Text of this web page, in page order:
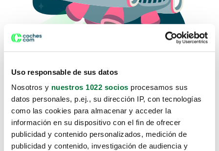
Uso responsable de sus datos
Nosotros y nuestros 1022 socios procesamos sus
datos personales, p.ej., su dirección IP, con tecnologías
como las cookies para almacenar y acceder la
información en su dispositivo con el fin de ofrecer
publicidad y contenido personalizados, medición de
publicidad y contenido, investigación de audiencia y
Lo sentimos, no sabemos como
te hemos traido hasta aquí.